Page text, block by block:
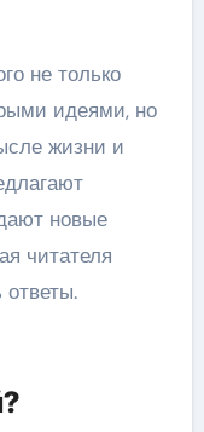
не только
идеями, но
жизни и
новые
читателя